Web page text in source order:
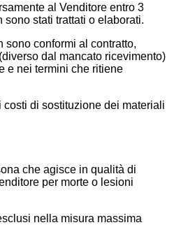
al Venditore entro 3
stati trattati o elaborati.
conformi al contratto,
dal mancato ricevimento)
e nei termini che ritiene
costi di sostituzione dei materiali
che agisce in qualità di
per morte o lesioni
nella misura massima